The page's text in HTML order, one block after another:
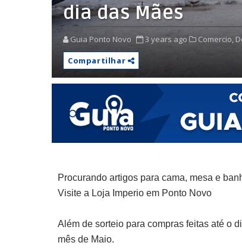
dia das Mães
Guia Ponto Novo 3 years ago Comercio,
Compartilhar
Procurando artigos para cama, mesa e
Visite a Loja Imperio em Ponto Novo
Além de sorteio para compras feitas até o
mês de Maio.